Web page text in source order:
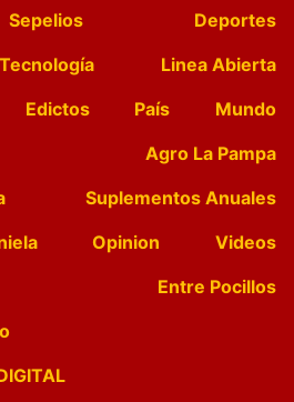
Sepelios
Deportes
Tecnología
Linea Abierta
Edictos País
Mundo
Agro La Pampa
Suplementos Anuales
Opinion
Videos
Entre Pocillos